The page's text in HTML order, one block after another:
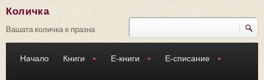
Търси
Количка
Вашата количка е празна
Начало Книги Е-книги Е-списание